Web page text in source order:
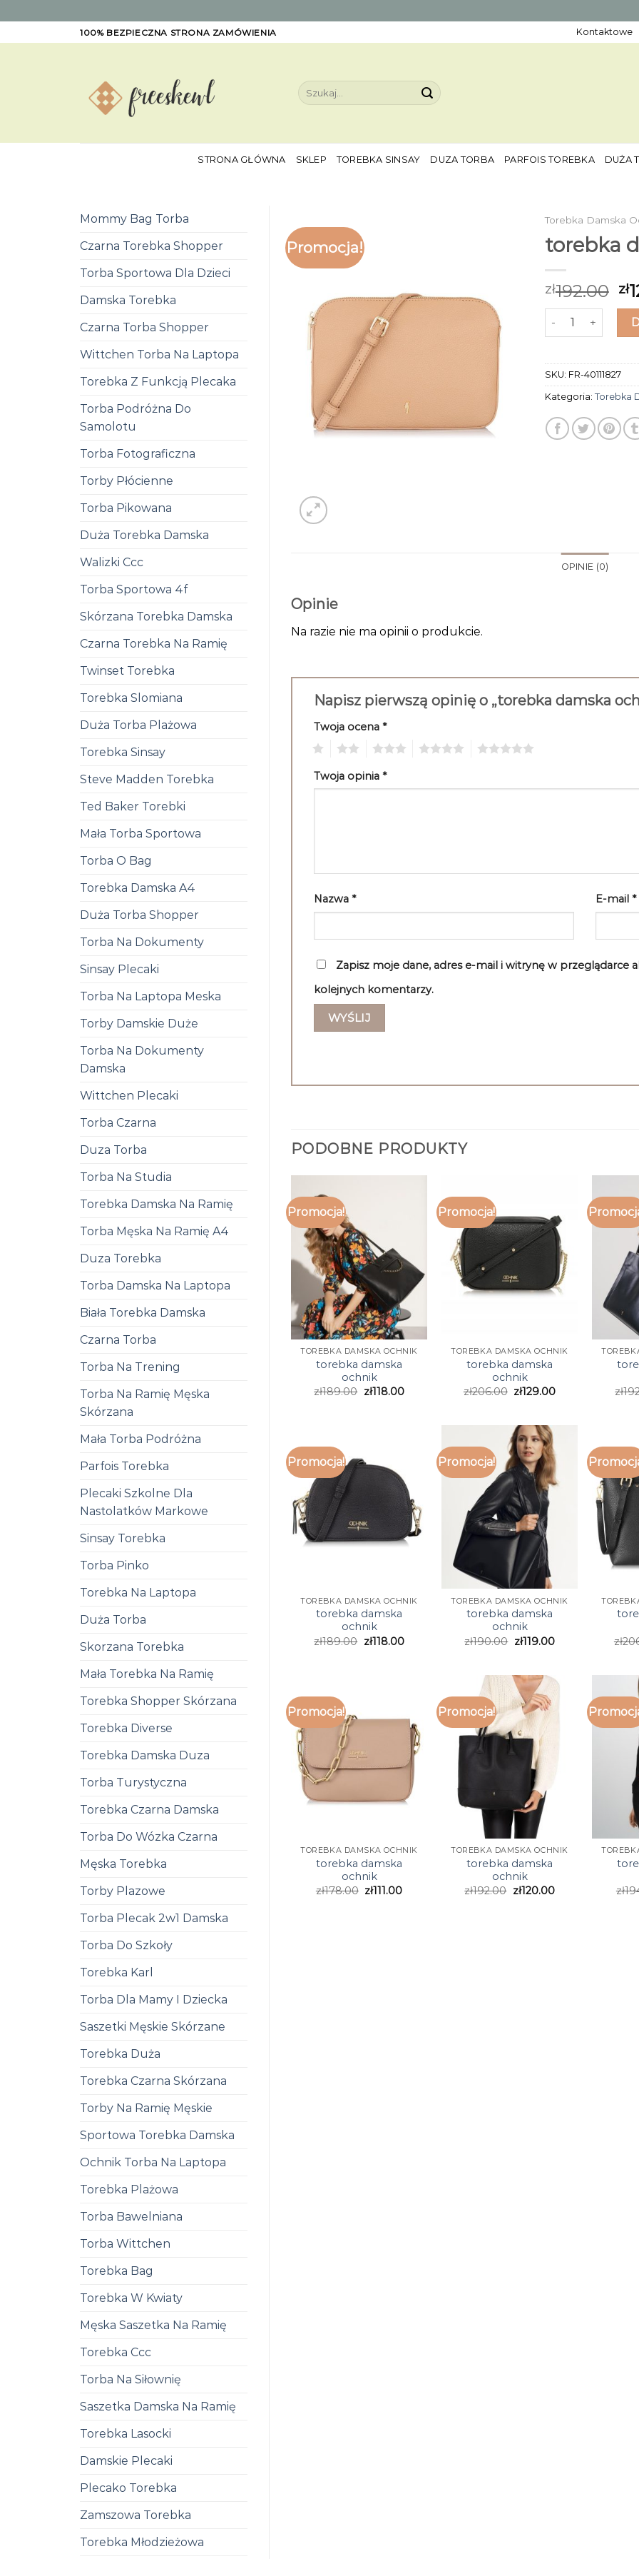
to
100% BEZPIECZNA STRONA ZAMÓWIENIA Kontaktowe
Szukaj:
STRONA GŁÓWNA SKLEP TOREBKA SINSAY DUZA TORBA PARFOIS TOREBKA DUŻA
Mommy Bag Torba
Czarna Torebka Shopper
Torba Sportowa Dla Dzieci
Damska Torebka
Czarna Torba Shopper
Wittchen Torba Na Laptopa
Torebka Z Funkcją Plecaka
Torba Podróżna Do
Samolotu
Torba Fotograficzna
Torby Płócienne
Torba Pikowana
Duża Torebka Damska
Walizki Ccc
Torba Sportowa 4f
Skórzana Torebka Damska
Czarna Torebka Na Ramię
Twinset Torebka
Torebka Slomiana
Duża Torba Plażowa
Torebka Sinsay
Steve Madden Torebka
Ted Baker Torebki
Mała Torba Sportowa
Torba O Bag
Torebka Damska A4
Duża Torba Shopper
Torba Na Dokumenty
Sinsay Plecaki
Torba Na Laptopa Meska
Torby Damskie Duże
Torba Na Dokumenty
Damska
Wittchen Plecaki
Torba Czarna
Duza Torba
Torba Na Studia
Torebka Damska Na Ramię
Torba Męska Na Ramię A4
Duza Torebka
Torba Damska Na Laptopa
Biała Torebka Damska
Czarna Torba
Torba Na Trening
Torba Na Ramię Męska
Skórzana
Mała Torba Podróżna
Parfois Torebka
Plecaki Szkolne Dla
Nastolatków Markowe
Sinsay Torebka
Torba Pinko
Torebka Na Laptopa
Duża Torba
Skorzana Torebka
Mała Torebka Na Ramię
Torebka Shopper Skórzana
Torebka Diverse
Torebka Damska Duza
Torba Turystyczna
Torebka Czarna Damska
Torba Do Wózka Czarna
Męska Torebka
Torby Plazowe
Torba Plecak 2w1 Damska
Torba Do Szkoły
Torebka Karl
Torba Dla Mamy I Dziecka
Saszetki Męskie Skórzane
Torebka Duża
Torebka Czarna Skórzana
Torby Na Ramię Męskie
Sportowa Torebka Damska
Ochnik Torba Na Laptopa
Torebka Plażowa
Torba Bawelniana
Torba Wittchen
Torebka Bag
Torebka W Kwiaty
Męska Saszetka Na Ramię
Torebka Ccc
Torba Na Siłownię
Saszetka Damska Na Ramię
Torebka Lasocki
Damskie Plecaki
Plecako Torebka
Zamszowa Torebka
Torebka Młodzieżowa
Promocja!
Torebka Damska
torebka
zł192.00 zł
ilość torebka
SKU: FR-40111827
Kategoria: Torebka
OPINIE (0)
Opinie
Na razie nie ma opinii o produkcie.
Napisz pierwszą opinię o „torebka damska
Twoja ocena *
Twoja opinia *
Nazwa * E-mail *
Zapisz moje dane, adres e-mail i witrynę w przeglądarce
kolejnych komentarzy.
PODOBNE PRODUKTY
Promocja!
TOREBKA DAMSKA OCHNIK
torebka damska
ochnik
zł189.00 zł118.00
Promocja!
TOREBKA DAMSKA OCHNIK
torebka damska
ochnik
zł206.00 zł129.00
zł
Promocja!
TOREBKA DAMSKA OCHNIK
torebka damska
ochnik
zł189.00 zł118.00
Promocja!
TOREBKA DAMSKA OCHNIK
torebka damska
ochnik
zł190.00 zł119.00
zł
Promocja!
TOREBKA DAMSKA OCHNIK
torebka damska
ochnik
zł178.00 zł111.00
Promocja!
TOREBKA DAMSKA OCHNIK
torebka damska
ochnik
zł192.00 zł120.00
zł